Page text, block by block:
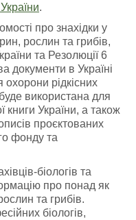
.
про знахідки у
рослин та грибів,
та Резолюції 6
документи в Україні
рідкісних
використана для
книги України, а також
проєктованих
фонду та
біологів та
про понад як
та грибів.
біологів,